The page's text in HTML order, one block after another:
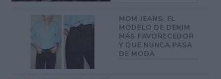
MOM JEANS: EL
MODELO DE DENIM
MÁS FAVORECEDOR
Y QUE NUNCA PASA
DE MODA